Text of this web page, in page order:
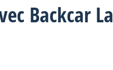
Backcar La